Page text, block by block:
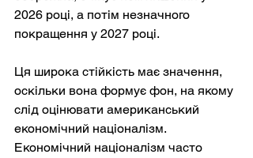
2026 році, а потім незначного
покращення у 2027 році.
Ця широка стійкість має значення,
оскільки вона формує фон, на якому
слід оцінювати американський
економічний націоналізм.
Економічний націоналізм часто